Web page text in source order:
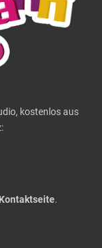
kostenlos aus
Kontaktseite.